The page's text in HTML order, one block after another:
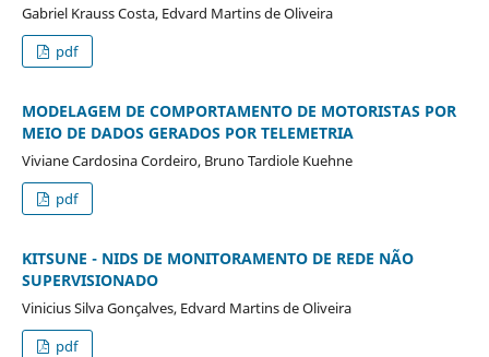
Gabriel Krauss Costa, Edvard Martins de Oliveira
pdf
MODELAGEM DE COMPORTAMENTO DE MOTORISTAS POR
MEIO DE DADOS GERADOS POR TELEMETRIA
Viviane Cardosina Cordeiro, Bruno Tardiole Kuehne
pdf
KITSUNE - NIDS DE MONITORAMENTO DE REDE NÃO
SUPERVISIONADO
Vinicius Silva Gonçalves, Edvard Martins de Oliveira
pdf